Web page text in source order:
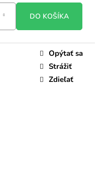
DO KOŠÍKA
Opýtať sa
Strážiť
Zdieľať